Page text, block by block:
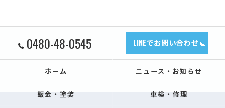
0480-48-0545 LINEでお問い合わせ
ホーム ニュース・お知らせ
鈑金・塗装 車検・修理